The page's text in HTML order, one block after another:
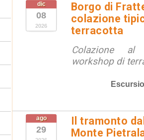
dic
08
2026
Borgo di
colazione
terracotta
Colazione al
workshop di
ago
29
Il tramonto
Monte